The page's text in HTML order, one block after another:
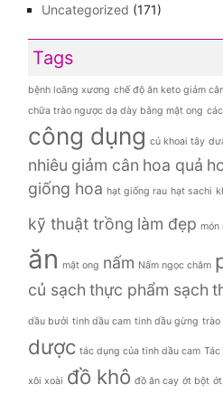
Uncategorized (171)
Tags
bệnh loãng xương chế độ ăn keto giảm
chữa trào ngược dạ dày bằng mật ong
công dụng củ khoai tây
nhiêu giảm cân hoa quả
giống hoa hạt giống rau hạt sachi
kỹ thuật trồng làm đẹp món
ăn mật ong nấm Nấm ngọc châm
củ sạch thực phẩm sạch
dầu bưởi tinh dầu cam tinh dầu gừng trào
dược tác dụng của tinh dầu cam
xôi xoài đồ khô đồ ăn cay ớt bột